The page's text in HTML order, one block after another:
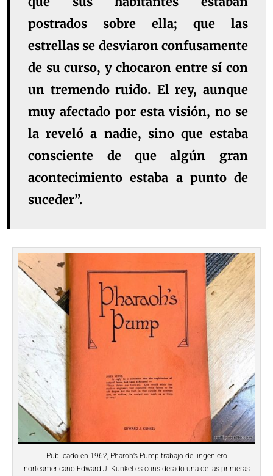
postrados sobre ella; que las
estrellas se desviaron confusamente
de su curso, y chocaron entre sí con
un tremendo ruido. El rey, aunque
muy afectado por esta visión, no se
la reveló a nadie, sino que estaba
consciente de que algún gran
acontecimiento estaba a punto de
suceder”.
Publicado en 1962, Pharoh’s Pump trabajo del ingeniero
norteamericano Edward J. Kunkel es considerado una de las primeras